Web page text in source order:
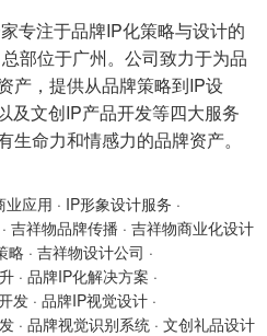
专注于品牌IP化策略与设计的
部位于广州。公司致力于为品
产，提供从品牌策略到IP设
及文创IP产品开发等四大服务
命力和情感力的品牌资产。
业应用 · IP形象设计服务 ·
· 吉祥物品牌传播 · 吉祥物商业化设计
略 · 吉祥物设计公司 ·
· 品牌IP化解决方案 ·
发 · 品牌IP视觉设计 ·
· 品牌视觉识别系统 · 文创礼品设计